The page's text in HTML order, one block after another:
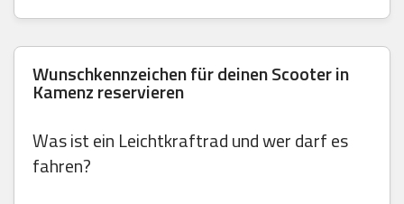
Wunschkennzeichen für deinen Scooter in
Kamenz reservieren
Was ist ein Leichtkraftrad und wer darf es
fahren?